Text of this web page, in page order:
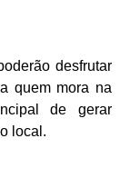
desfrutar
quem mora na
de gerar
local.